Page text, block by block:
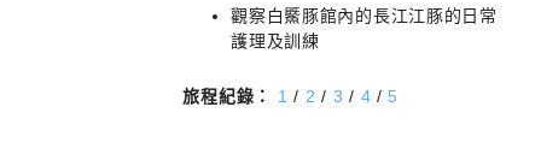
觀察白鱀豚館內的長江江豚的日常
護理及訓練
旅程紀錄： 1 / 2 / 3 / 4 / 5